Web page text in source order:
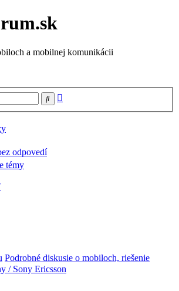
a mobilnej komunikácii
Hľadať
odpovedí
témy
Podrobné diskusie o mobiloch, riešenie
/ Sony Ericsson